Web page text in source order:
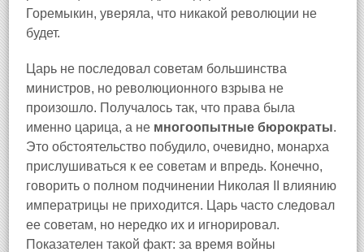
Горемыкин, уверяла, что никакой революции не
будет.
Царь не последовал советам большинства
министров, но революционного взрыва не
произошло. Получалось так, что права была
именно царица, а не многоопытные бюрократы.
Это обстоятельство побудило, очевидно, монарха
прислушиваться к ее советам и впредь. Конечно,
говорить о полном подчинении Николая II влиянию
императрицы не приходится. Царь часто следовал
ее советам, но нередко их и игнорировал.
Показателен такой факт: за время войны